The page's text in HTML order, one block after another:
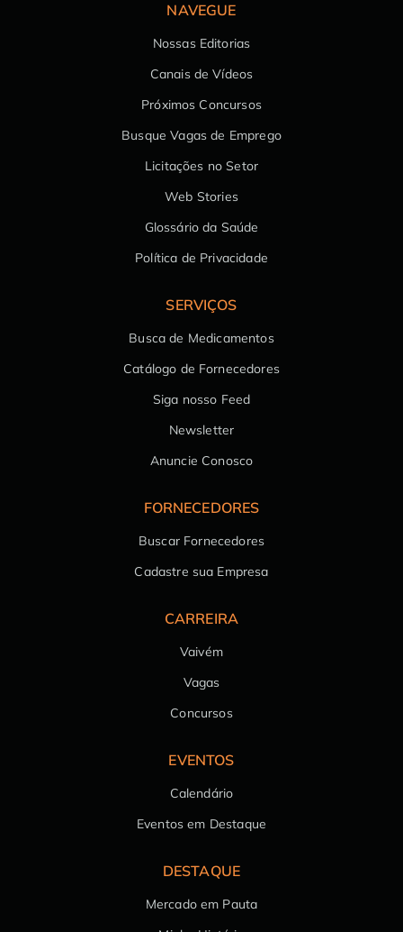
NAVEGUE
Nossas Editorias
Canais de Vídeos
Próximos Concursos
Busque Vagas de Emprego
Licitações no Setor
Web Stories
Glossário da Saúde
Política de Privacidade
SERVIÇOS
Busca de Medicamentos
Catálogo de Fornecedores
Siga nosso Feed
Newsletter
Anuncie Conosco
FORNECEDORES
Buscar Fornecedores
Cadastre sua Empresa
CARREIRA
Vaivém
Vagas
Concursos
EVENTOS
Calendário
Eventos em Destaque
DESTAQUE
Mercado em Pauta